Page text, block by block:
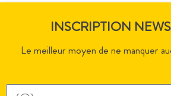
INSCRIPTION
Le meilleur moyen de ne manquer